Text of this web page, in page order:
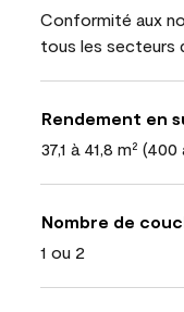
Conformité aux
tous les secteurs
Rendement en
37,1 à 41,8 m²
Nombre de
1 ou 2